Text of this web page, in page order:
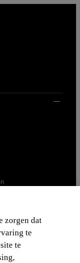
zorgen dat
te
te